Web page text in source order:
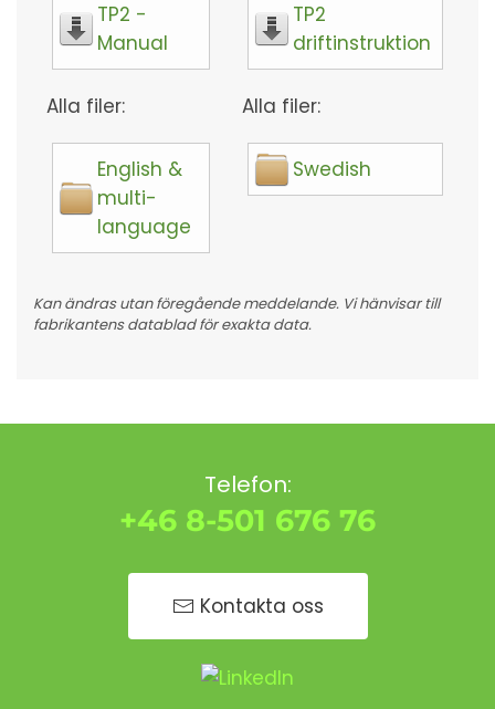
TP2 -
Manual
Alla filer:
English &
multi-
language
TP2
driftinstruktion
Alla filer:
Swedish
Kan ändras utan föregående meddelande. Vi hänvisar till
fabrikantens datablad för exakta data.
Telefon:
+46 8-501 676 76
Kontakta oss